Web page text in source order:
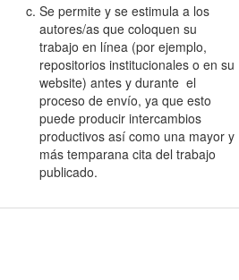
Se permite y se estimula a los
autores/as que coloquen su
trabajo en línea (por ejemplo,
repositorios institucionales o en su
website) antes y durante el
proceso de envío, ya que esto
puede producir intercambios
productivos así como una mayor y
más temparana cita del trabajo
publicado.